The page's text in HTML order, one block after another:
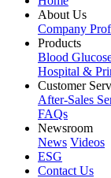
About Us
Company
Products
Blood
Hospital &
Customer
After-Sales
FAQs
Newsroom
News Videos
ESG
Contact Us